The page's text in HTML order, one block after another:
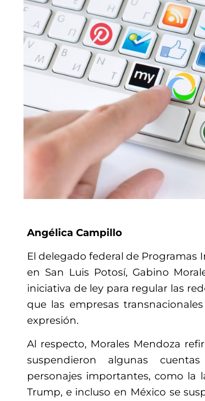
Angélica Campillo
El delegado federal de Programas
en San Luis Potosí, Gabino
iniciativa de ley para regular las
que las empresas
expresión.
Al respecto, Morales Mendoza
suspendieron algunas
personajes importantes, como la
Trump, e incluso en México se